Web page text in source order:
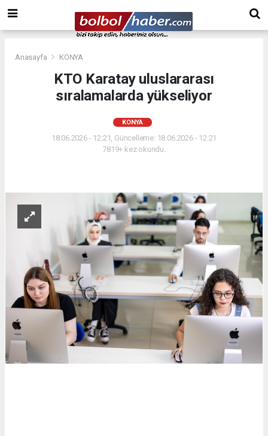
Anasayfa KONYA
KTO Karatay uluslararası
sıralamalarda yükseliyor
KONYA
18.06.2026 - 12:21, Güncelleme: 18.06.2026 - 12:21
7819+ kez okundu.